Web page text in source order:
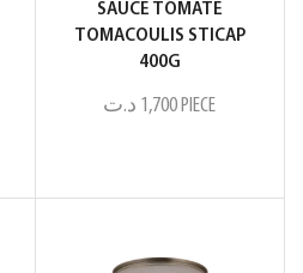
SAUCE TOMATE
TOMACOULIS STICAP
400G
1,700 د.ت PIECE